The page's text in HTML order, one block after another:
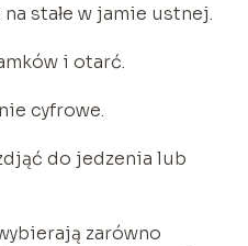
stałe w jamie ustnej.
i otarć.
cyfrowe.
do jedzenia lub
zarówno